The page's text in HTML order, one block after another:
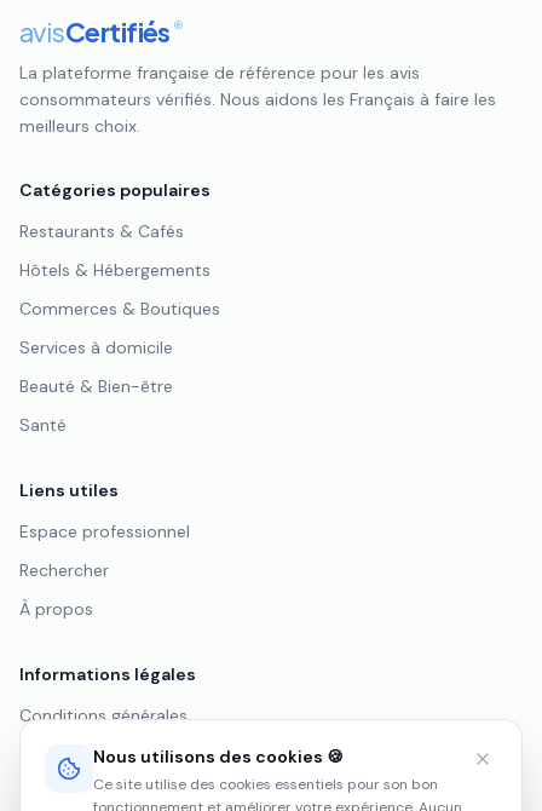
avisCertifiés ®
La plateforme française de référence pour les avis
consommateurs vérifiés. Nous aidons les Français à faire les
meilleurs choix.
Catégories populaires
Restaurants & Cafés
Hôtels & Hébergements
Commerces & Boutiques
Services à domicile
Beauté & Bien-être
Santé
Liens utiles
Espace professionnel
Rechercher
À propos
Informations légales
Conditions générales
Politique de confidentialité
Mentions légales
Nous utilisons des cookies 🍪
Ce site utilise des cookies essentiels pour son bon